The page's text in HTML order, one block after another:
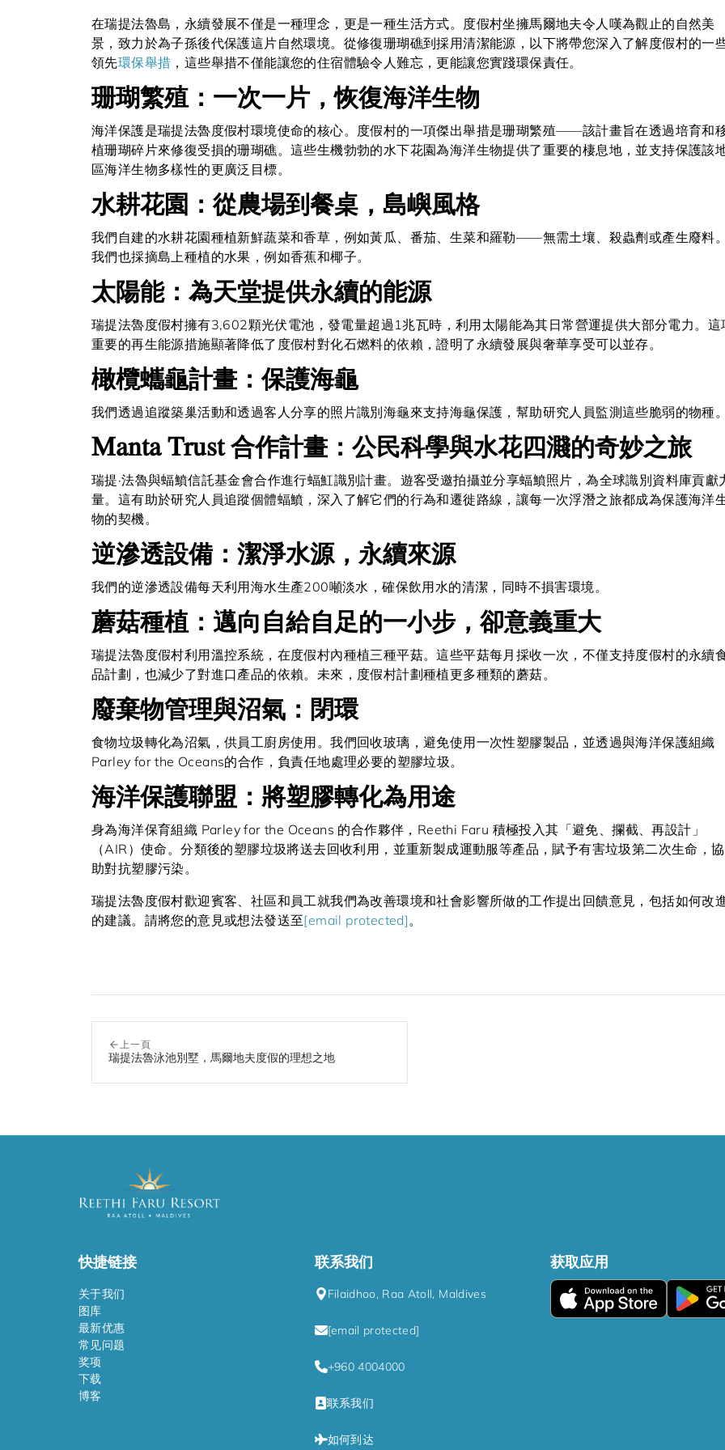
在瑞提法魯島，永續發展不僅是一種理念，更是一種生活方式。度假村坐擁馬爾地夫令人嘆為觀止的自然美
景，致力於為子孫後代保護這片自然環境。從修復珊瑚礁到採用清潔能源，以下將帶您深入了解度假村的一
領先環保舉措 ，這些舉措不僅能讓您的住宿體驗令人難忘，更能讓您實踐環保責任。
珊瑚繁殖：一次一片，恢復海洋生物
海洋保護是瑞提法魯度假村環境使命的核心。度假村的一項傑出舉措是珊瑚繁殖——該計畫旨在透過培育和
植珊瑚碎片來修復受損的珊瑚礁。這些生機勃勃的水下花園為海洋生物提供了重要的棲息地，並支持保護該
區海洋生物多樣性的更廣泛目標。
水耕花園：從農場到餐桌，島嶼風格
我們自建的水耕花園種植新鮮蔬菜和香草，例如黃瓜、番茄、生菜和羅勒——無需土壤、殺蟲劑或產生廢料。
我們也採摘島上種植的水果，例如香蕉和椰子。
太陽能：為天堂提供永續的能源
瑞提法魯度假村擁有3,602顆光伏電池，發電量超過1兆瓦時，利用太陽能為其日常營運提供大部分電力。這
重要的再生能源措施顯著降低了度假村對化石燃料的依賴，證明了永續發展與奢華享受可以並存。
橄欖蠵龜計畫：保護海龜
我們透過追蹤築巢活動和透過客人分享的照片識別海龜來支持海龜保護，幫助研究人員監測這些脆弱的物種。
Manta Trust 合作計畫：公民科學與水花四濺的奇妙之旅
瑞提·法魯與蝠鱝信託基金會合作進行蝠魟識別計畫。遊客受邀拍攝並分享蝠鱝照片，為全球識別資料庫貢獻
量。這有助於研究人員追蹤個體蝠鱝，深入了解它們的行為和遷徙路線，讓每一次浮潛之旅都成為保護海洋
物的契機。
逆滲透設備：潔淨水源，永續來源
我們的逆滲透設備每天利用海水生產200噸淡水，確保飲用水的清潔，同時不損害環境。
蘑菇種植：邁向自給自足的一小步，卻意義重大
瑞提法魯度假村利用溫控系統，在度假村內種植三種平菇。這些平菇每月採收一次，不僅支持度假村的永續
品計劃，也減少了對進口產品的依賴。未來，度假村計劃種植更多種類的蘑菇。
廢棄物管理與沼氣：閉環
食物垃圾轉化為沼氣，供員工廚房使用。我們回收玻璃，避免使用一次性塑膠製品，並透過與海洋保護組織
Parley for the Oceans的合作，負責任地處理必要的塑膠垃圾。
海洋保護聯盟：將塑膠轉化為用途
身為海洋保育組織 Parley for the Oceans 的合作夥伴，Reethi Faru 積極投入其「避免、攔截、再設計」
（AIR）使命。分類後的塑膠垃圾將送去回收利用，並重新製成運動服等產品，賦予有害垃圾第二次生命，協
助對抗塑膠污染。
瑞提法魯度假村歡迎賓客、社區和員工就我們為改善環境和社會影響所做的工作提出回饋意見，包括如何改
的建議。請將您的意見或想法發送至[email protected]。
上一頁
瑞提法魯泳池別墅，馬爾地夫度假的理想之地
快捷链接
关于我们
图库
最新优惠
常见问题
奖项
下载
博客
联系我们
Filaidhoo, Raa Atoll, Maldives
[email protected]
+960 4004000
联系我们
如何到达
获取应用